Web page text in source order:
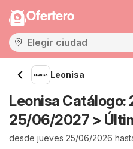
Ofertero
Leonisa
Leonisa
25/06/2027 >
desde jueves 25/06/2026